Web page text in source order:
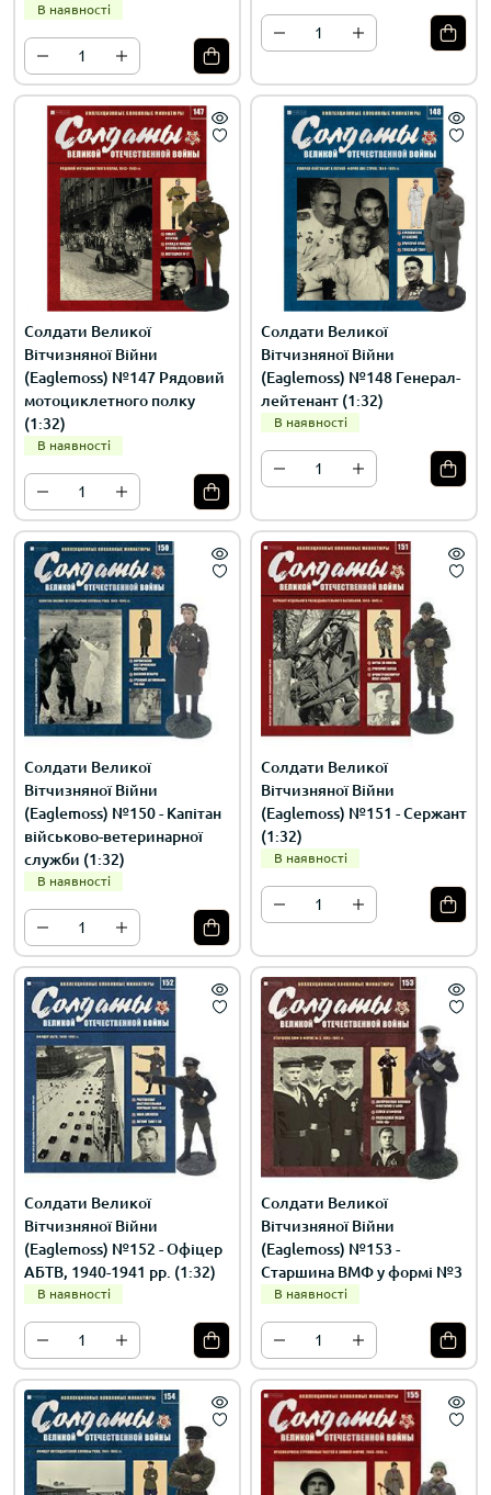
В наявності
Солдати Великої
Вітчизняної Війни
(Eaglemoss) №147 Рядовий
мотоциклетного полку
(1:32)
В наявності
Солдати Великої
Вітчизняної Війни
(Eaglemoss) №148 Генерал-
лейтенант (1:32)
В наявності
Солдати Великої
Вітчизняної Війни
(Eaglemoss) №150 - Капітан
військово-ветеринарної
служби (1:32)
В наявності
Солдати Великої
Вітчизняної Війни
(Eaglemoss) №151 - Сержант
(1:32)
В наявності
Солдати Великої
Вітчизняної Війни
(Eaglemoss) №152 - Офіцер
АБТВ, 1940-1941 рр. (1:32)
В наявності
Солдати Великої
Вітчизняної Війни
(Eaglemoss) №153 -
Старшина ВМФ у формі №3
В наявності